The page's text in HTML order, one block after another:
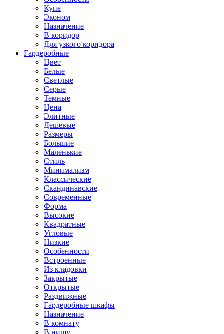
Купе
Эконом
Назначение
В коридор
Для узкого коридора
Гардеробные
Цвет
Белые
Светлые
Серые
Темные
Цена
Элитные
Дешевые
Размеры
Большие
Маленькие
Стиль
Минимализм
Классические
Скандинавские
Современные
Форма
Высокие
Квадратные
Угловые
Низкие
Особенности
Встроенные
Из кладовки
Закрытые
Открытые
Раздвижные
Гардеробные шкафы
Назначение
В комнату
В нишу